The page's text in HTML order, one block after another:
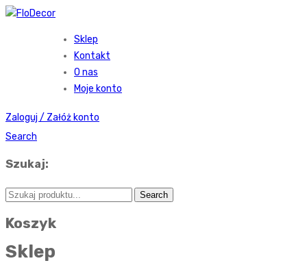
Sklep
Kontakt
O nas
Moje konto
Zaloguj / Załóż konto
Search
Szukaj:
Koszyk
Sklep